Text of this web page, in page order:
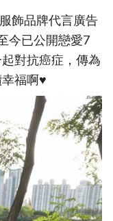
飾品牌代言廣告
今已公開戀愛7
對抗癌症，傳為
福啊♥